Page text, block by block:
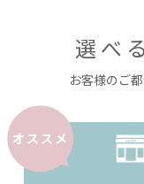
選べ
お客様のご
オススメ